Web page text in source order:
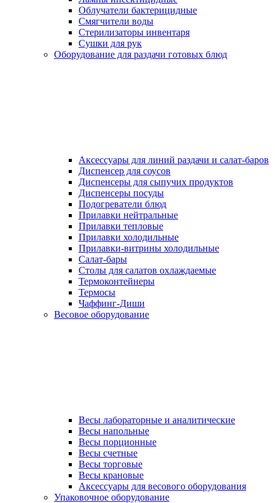
Облучатели бактерицидные
Смягчители воды
Стерилизаторы инвентаря
Сушки для рук
Оборудование для раздачи готовых блюд
Аксессуары для линий раздачи и салат-баров
Диспенсер для соусов
Диспенсеры для сыпучих продуктов
Диспенсеры посуды
Подогреватели блюд
Прилавки нейтральные
Прилавки тепловые
Прилавки холодильные
Прилавки-витрины холодильные
Салат-бары
Столы для салатов охлаждаемые
Термоконтейнеры
Термосы
Чаффинг-Диши
Весовое оборудование
Весы лабораторные и аналитические
Весы напольные
Весы порционные
Весы счетные
Весы торговые
Весы крановые
Аксессуары для весового оборудования
Упаковочное оборудование